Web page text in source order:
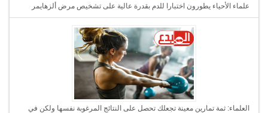
علماء الأحياء يطورون اختبارا للدم بقدرة عالية على تشخيص مرض ألزهايمر
العلماء: ثمة تمارين معينة تجعلك تحصل على النتائج المرغوبة نفسها ولكن في